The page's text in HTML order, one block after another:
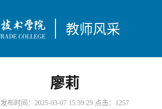
教师风采
廖莉
发布时间：2025-03-07 15:39:29 点击： 1257